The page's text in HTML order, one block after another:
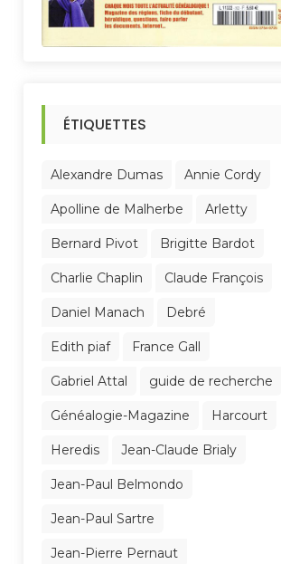
ÉTIQUETTES
Alexandre Dumas Annie Cordy
Apolline de Malherbe Arletty
Bernard Pivot Brigitte Bardot
Charlie Chaplin Claude François
Daniel Manach Debré
Edith piaf France Gall
Gabriel Attal guide de recherche
Généalogie-Magazine Harcourt
Heredis Jean-Claude Brialy
Jean-Paul Belmondo
Jean-Paul Sartre
Jean-Pierre Pernaut